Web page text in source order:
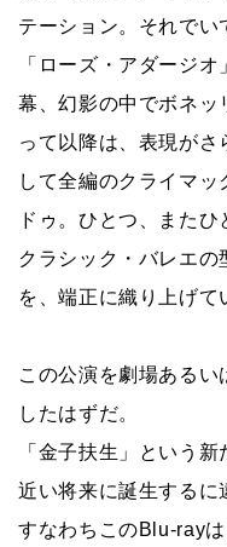
テーション。それで
「ローズ・アダージ
幕、幻影の中でボネッ
って以降は、表現が
して全編のクライマッ
ドゥ。ひとつ、またひ
クラシック・バレエ
を、端正に織り上げて
この公演を劇場ある
したはずだ。
「金子扶生」という
近い将来に誕生するに
すなわちこのBlu-ray